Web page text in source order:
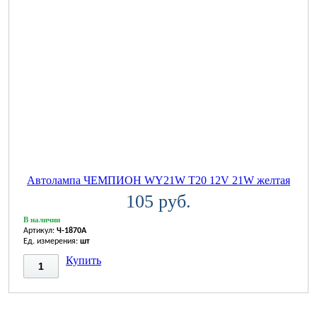
Автолампа ЧЕМПИОН WY21W T20 12V 21W желтая
105 руб.
В наличии
Артикул: Ч-1870A
Ед. измерения: шт
Купить